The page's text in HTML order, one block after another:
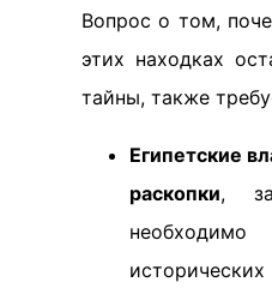
Вопрос о том,
этих находках
тайны, также
Египетские
раскопки,
исторических